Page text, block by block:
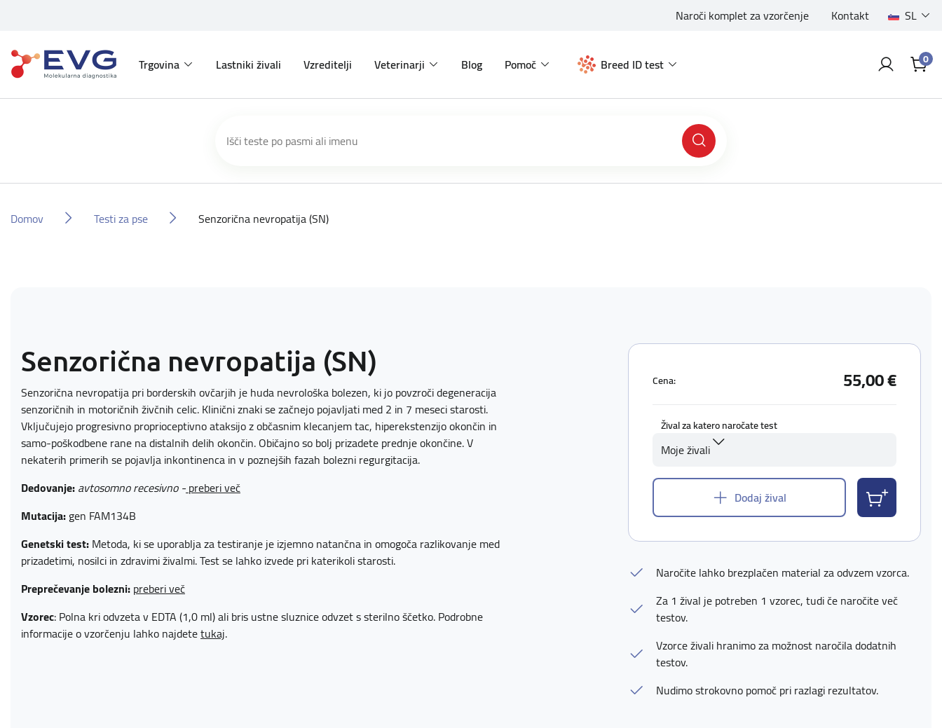
Naroči komplet za vzorčenje Kontakt SL
Trgovina Lastniki živali Vzreditelji Veterinarji Blog Pomoč Breed ID test 0
Domov Testi za pse Senzorična nevropatija (SN)
Senzorična nevropatija (SN)
Senzorična nevropatija pri borderskih ovčarjih je huda nevrološka bolezen, ki jo povzroči degeneracija
senzoričnih in motoričnih živčnih celic. Klinični znaki se začnejo pojavljati med 2 in 7 meseci starosti.
Vključujejo progresivno proprioceptivno ataksijo z občasnim klecanjem tac, hiperekstenzijo okončin in
samo-poškodbene rane na distalnih delih okončin. Običajno so bolj prizadete prednje okončine. V
nekaterih primerih se pojavlja inkontinenca in v poznejših fazah bolezni regurgitacija.
Dedovanje:avtosomnorecesivno -preberi več
Mutacija:gen FAM134B
Genetski test:Metoda, ki se uporablja za testiranje je izjemno natančna in omogoča razlikovanje med
prizadetimi, nosilci in zdravimi živalmi. Test se lahko izvede pri katerikoli starosti.
Preprečevanje bolezni:preberi več
Vzorec: Polna kri odvzeta v EDTA (1,0 ml) ali bris ustne sluznice odvzet s sterilno ščetko. Podrobne
informacije o vzorčenju lahko najdetetukaj.
Cena: 55,00 €
Žival za katero naročate test
Moje živali
Dodaj žival
Naročite lahko brezplačen material za odvzem vzorca.
Za 1 žival je potreben 1 vzorec, tudi če naročite več
testov.
Vzorce živali hranimo za možnost naročila dodatnih
testov.
Nudimo strokovno pomoč pri razlagi rezultatov.